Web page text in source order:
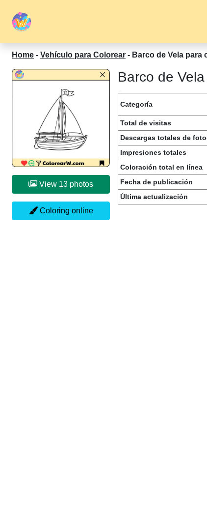
Home - Vehículo para Colorear - Barco de Vela para
View 13 photos
Coloring online
Barco de
Categoría
Total de visitas
Descargas totales de
Impresiones totales
Coloración total en línea
Fecha de publicación
Última actualización